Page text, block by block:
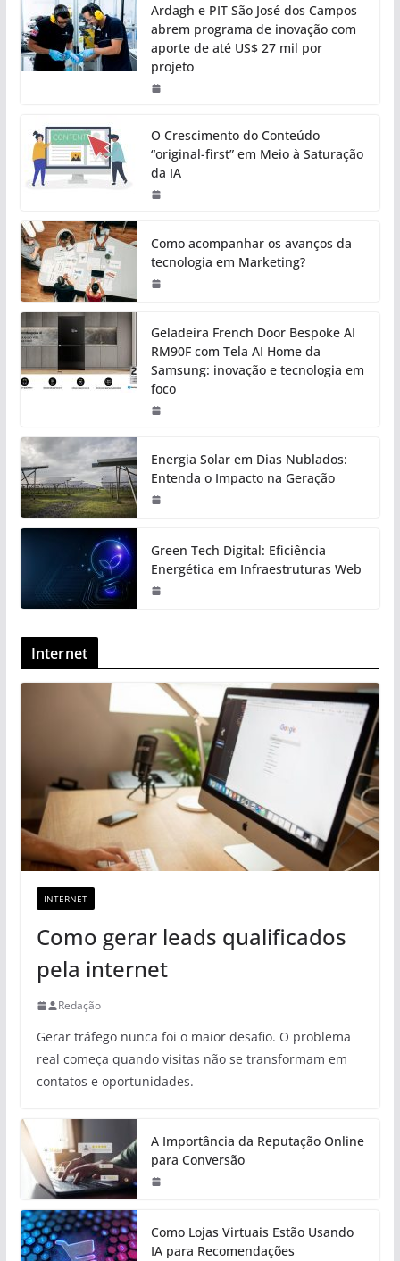
Ardagh e PIT São José dos Campos
abrem programa de inovação com
aporte de até US$ 27 mil por
projeto
O Crescimento do Conteúdo
“original-first” em Meio à Saturação
da IA
Como acompanhar os avanços da
tecnologia em Marketing?
Geladeira French Door Bespoke AI
RM90F com Tela AI Home da
Samsung: inovação e tecnologia em
foco
Energia Solar em Dias Nublados:
Entenda o Impacto na Geração
Green Tech Digital: Eficiência
Energética em Infraestruturas Web
Internet
INTERNET
Como gerar leads qualificados
pela internet
Redação
Gerar tráfego nunca foi o maior desafio. O problema
real começa quando visitas não se transformam em
contatos e oportunidades.
A Importância da Reputação Online
para Conversão
Como Lojas Virtuais Estão Usando
IA para Recomendações